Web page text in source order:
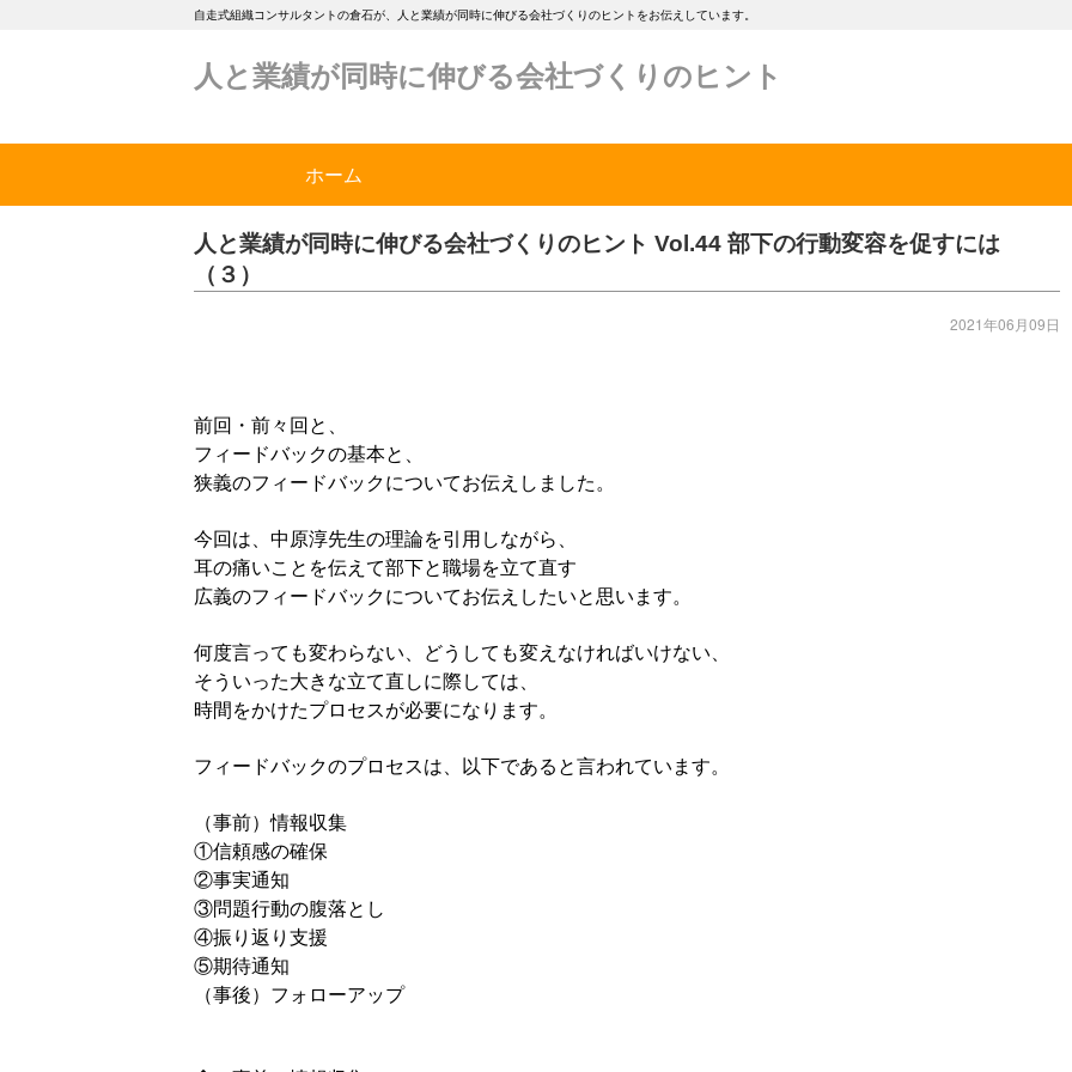
自走式組織コンサルタントの倉石が、人と業績が同時に伸びる会社づくりのヒントをお伝えしています。
人と業績が同時に伸びる会社づくりのヒント
ホーム
人と業績が同時に伸びる会社づくりのヒント Vol.44 部下の行動変容を促すには
（３）
2021年06月09日
前回・前々回と、
フィードバックの基本と、
狭義のフィードバックについてお伝えしました。
今回は、中原淳先生の理論を引用しながら、
耳の痛いことを伝えて部下と職場を立て直す
広義のフィードバックについてお伝えしたいと思います。
何度言っても変わらない、どうしても変えなければいけない、
そういった大きな立て直しに際しては、
時間をかけたプロセスが必要になります。
フィードバックのプロセスは、以下であると言われています。
（事前）情報収集
①信頼感の確保
②事実通知
③問題行動の腹落とし
④振り返り支援
⑤期待通知
（事後）フォローアップ